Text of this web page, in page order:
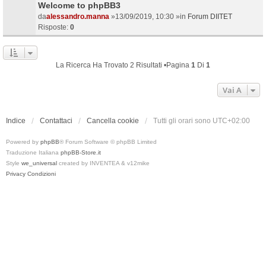
Welcome to phpBB3
daalessandro.manna »13/09/2019, 10:30 »in Forum DIITET
Risposte: 0
La Ricerca Ha Trovato 2 Risultati •Pagina 1 Di 1
Vai A
Indice Contattaci Cancella cookie Tutti gli orari sono UTC+02:00
Powered by phpBB® Forum Software © phpBB Limited
Traduzione Italiana phpBB-Store.it
Style we_universal created by INVENTEA & v12mike
Privacy Condizioni